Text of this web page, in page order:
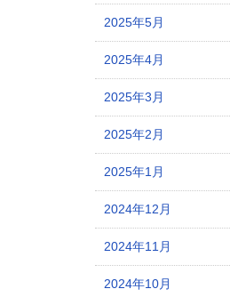
2025年5月
2025年4月
2025年3月
2025年2月
2025年1月
2024年12月
2024年11月
2024年10月